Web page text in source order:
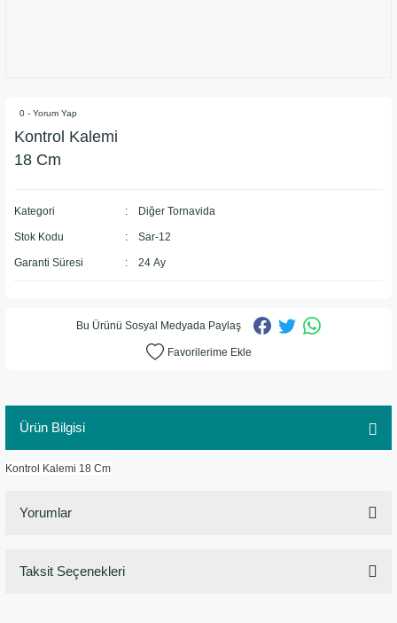
0 - Yorum Yap
Kontrol Kalemi
18 Cm
Kategori Diğer Tornavida
Stok Kodu Sar-12
Garanti Süresi 24 Ay
Bu Ürünü Sosyal Medyada Paylaş
Ürün Bilgisi
Kontrol Kalemi 18 Cm
Yorumlar
Taksit Seçenekleri